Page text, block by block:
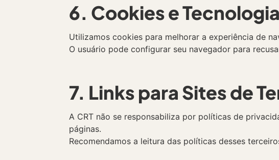
6. Cookies e
Utilizamos cookies para melhorar a experiência de
O usuário pode configurar seu navegador para
7. Links para Sites de
A CRT não se responsabiliza por políticas de
páginas.
Recomendamos a leitura das políticas desses